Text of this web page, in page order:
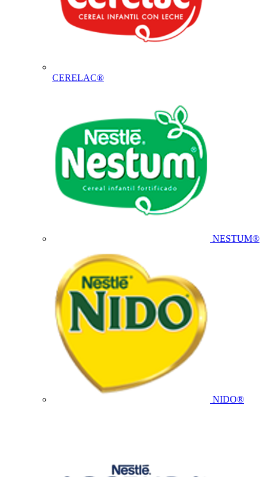
CERELAC®
NESTUM®
NIDO®